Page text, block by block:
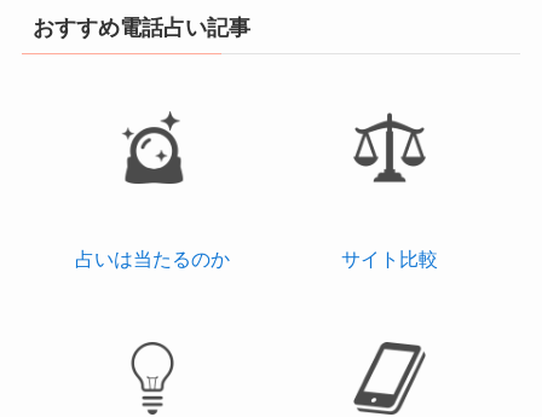
おすすめ電話占い記事
占いは当たるのか サイト比較